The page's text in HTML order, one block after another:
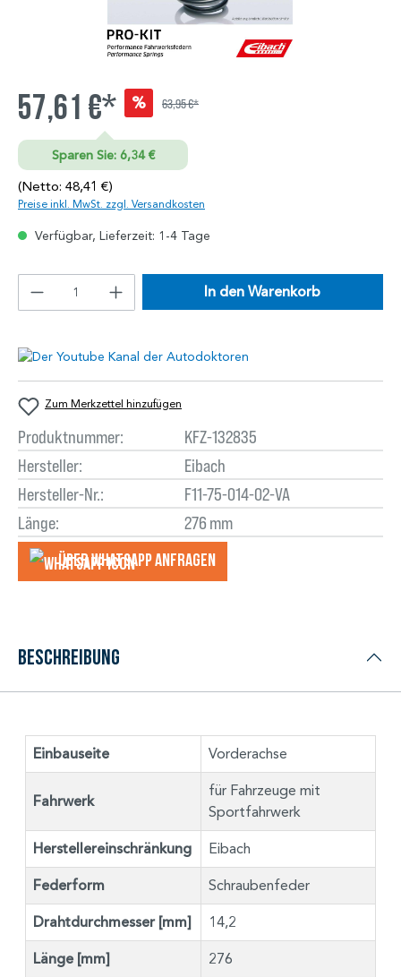
57,61 €* % 63,95 €*
Sparen Sie: 6,34 €
(Netto: 48,41 €)
Preise inkl. MwSt. zzgl. Versandkosten
Verfügbar, Lieferzeit: 1-4 Tage
In den Warenkorb
Zum Merkzettel hinzufügen
Produktnummer:
KFZ-132835
Hersteller:
Eibach
Hersteller-Nr.:
F11-75-014-02-VA
Länge:
276 mm
Über WhatsApp anfragеn
Beschreibung
Einbauseite Vorderachse
Fahrwerk
für Fahrzeuge mit
Sportfahrwerk
Herstellereinschränkung Eibach
Federform Schraubenfeder
Drahtdurchmesser [mm] 14,2
Länge [mm] 276